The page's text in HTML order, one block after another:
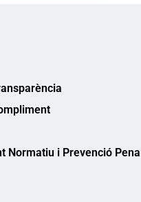
Normatiu i Prevenció Penal